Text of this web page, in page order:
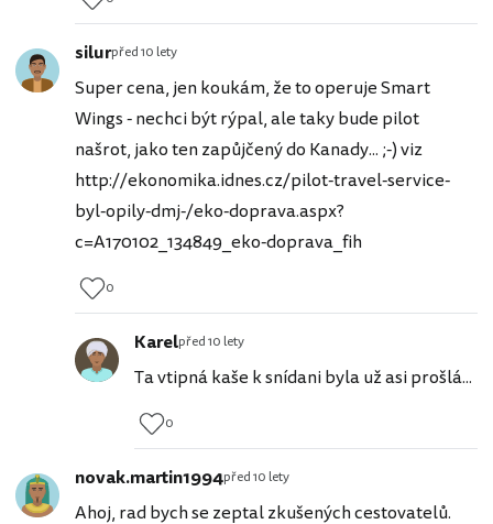
silurpřed 10 lety
Super cena, jen koukám, že to operuje Smart
Wings - nechci být rýpal, ale taky bude pilot
našrot, jako ten zapůjčený do Kanady... ;-) viz
http://ekonomika.idnes.cz/pilot-travel-service-
byl-opily-dmj-/eko-doprava.aspx?
c=A170102_134849_eko-doprava_fih
0
Karelpřed 10 lety
Ta vtipná kaše k snídani byla už asi prošlá...
0
novak.martin1994před 10 lety
Ahoj, rad bych se zeptal zkušených cestovatelů.